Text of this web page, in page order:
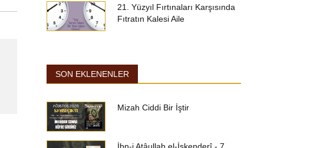
21. Yüzyıl Fırtınaları Karşısında
Fıtratın Kalesi Aile
SON EKLENENLER
Mizah Ciddi Bir İştir